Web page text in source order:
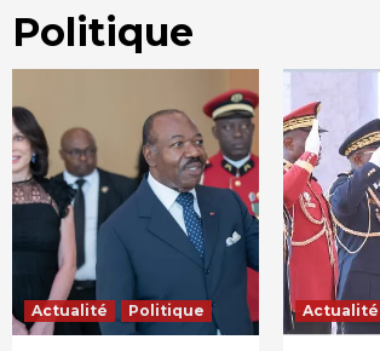
Politique
Actualité Politique Actualité